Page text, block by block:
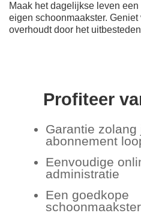
Maak het dagelijkse leven
eigen schoonmaakster.
overhoudt door het
Profiteer
Garantie zolang
abonnement
Eenvoudige
administratie
Een goedkope